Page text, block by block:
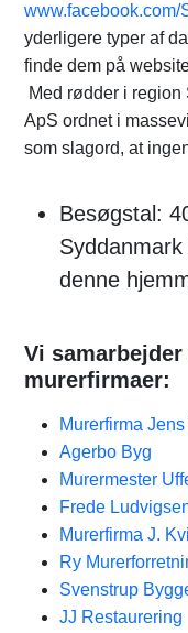
www.facebook.com/
yderligere typer af
finde dem på
Med rødder i
ApS ordnet i
som slagord, at
Besøgstal:
denne
Vi
murerfirmaer:
Murerfirma
Agerbo Byg
Murermester
Frede
Murerfirma J.
Ry
Svenstrup
JJ Restaurering